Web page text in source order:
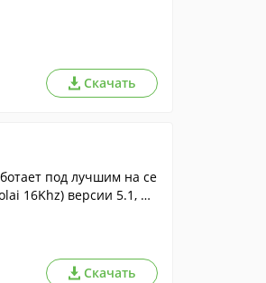
Скачать
под лучшим на се
16Khz) версии 5.1, по
Скачать